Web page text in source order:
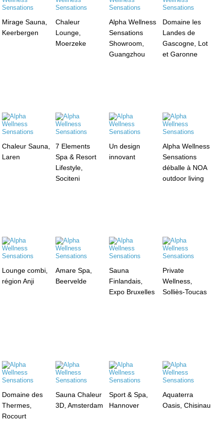
Mirage Sauna,
Keerbergen
Chaleur
Lounge,
Moerzeke
Alpha Wellness
Sensations
Showroom,
Guangzhou
Domaine les
Landes de
Gascogne, Lot
et Garonne
Chaleur Sauna,
Laren
7 Elements
Spa & Resort
Lifestyle,
Sociteni
Un design
innovant
Alpha Wellness
Sensations
déballe à NOA
outdoor living
Lounge combi,
région Anji
Amare Spa,
Beervelde
Sauna
Finlandais,
Expo Bruxelles
Private
Wellness,
Solliès-Toucas
Domaine des
Thermes,
Rocourt
Sauna Chaleur
3D, Amsterdam
Sport & Spa,
Hannover
Aquaterra
Oasis, Chisinau